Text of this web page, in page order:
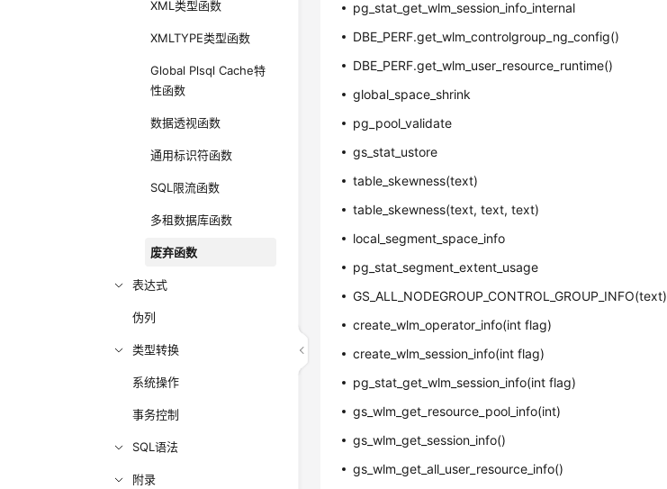
XML类型函数
XMLTYPE类型函数
Global Plsql Cache特
性函数
数据透视函数
通用标识符函数
SQL限流函数
多租数据库函数
废弃函数
表达式
伪列
类型转换
系统操作
事务控制
SQL语法
附录
pg_stat_get_wlm_session_info_internal
DBE_PERF.get_wlm_controlgroup_ng_config()
DBE_PERF.get_wlm_user_resource_runtime()
global_space_shrink
pg_pool_validate
gs_stat_ustore
table_skewness(text)
table_skewness(text, text, text)
local_segment_space_info
pg_stat_segment_extent_usage
GS_ALL_NODEGROUP_CONTROL_GROUP_INFO(text)
create_wlm_operator_info(int flag)
create_wlm_session_info(int flag)
pg_stat_get_wlm_session_info(int flag)
gs_wlm_get_resource_pool_info(int)
gs_wlm_get_session_info()
gs_wlm_get_all_user_resource_info()